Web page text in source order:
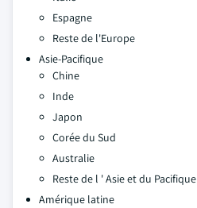
Espagne
Reste de l'Europe
Asie-Pacifique
Chine
Inde
Japon
Corée du Sud
Australie
Reste de l ' Asie et du Pacifique
Amérique latine